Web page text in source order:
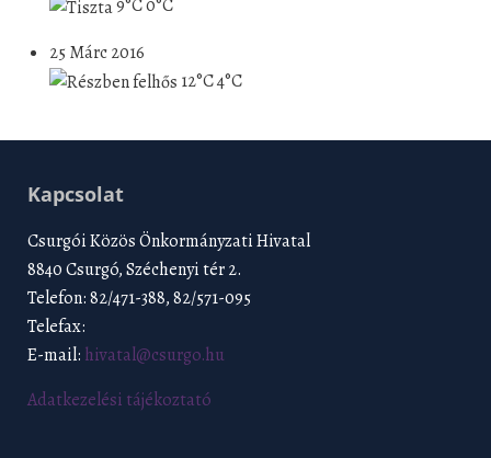
9°C0°C
25 Márc 2016
12°C4°C
Kapcsolat
Csurgói Közös Önkormányzati Hivatal
8840 Csurgó, Széchenyi tér 2.
Telefon: 82/471-388, 82/571-095
Telefax:
E-mail: hivatal@csurgo.hu
Adatkezelési tájékoztató